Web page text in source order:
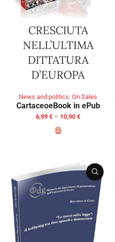
CRESCIUTA
NELL’ULTIMA
DITTATURA
D’EUROPA
News and politics On Sales
CartaceoeBook in ePub
6,99 € – 10,90 €